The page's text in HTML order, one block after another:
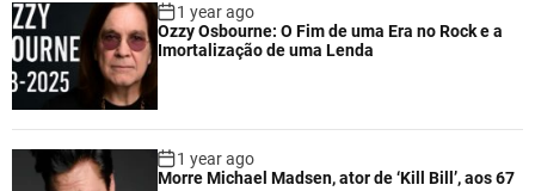
1 year ago
Ozzy Osbourne: O Fim de uma Era no Rock e a
Imortalização de uma Lenda
1 year ago
Morre Michael Madsen, ator de ‘Kill Bill’, aos 67